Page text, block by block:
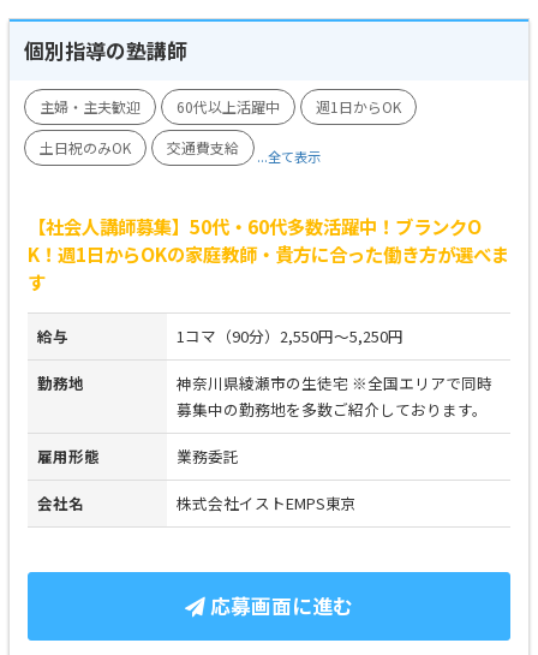
個別指導の塾講師
主婦・主夫歓迎 60代以上活躍中
週1日からOK
土日祝のみOK
交通費支給 ...全て表示
【社会人講師募集】50代・60代多数活躍中！ブランクO
K！週1日からOKの家庭教師・貴方に合った働き方が選べま
す
給与 1コマ（90分）2,550円～5,250円
勤務地
神奈川県綾瀬市の生徒宅 ※全国エリアで同時
募集中の勤務地を多数ご紹介しております。
雇用形態 業務委託
会社名 株式会社イストEMPS東京
応募画面に進む